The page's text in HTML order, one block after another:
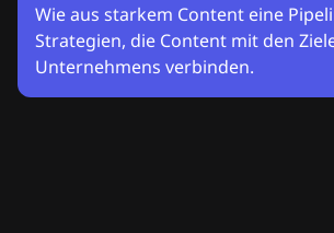
Wie aus starkem Content eine
Strategien, die Content mit den
Unternehmens verbinden.